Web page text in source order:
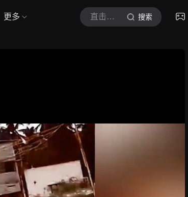
更多 直击全球热点 搜索